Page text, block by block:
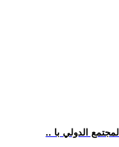
الدولي با